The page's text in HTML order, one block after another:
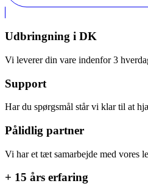
Udbringning i DK
Vi leverer din vare indenfor 3
Support
Har du spørgsmål står vi klar til at
Pålidlig partner
Vi har et tæt samarbejde med vores
+ 15 års erfaring